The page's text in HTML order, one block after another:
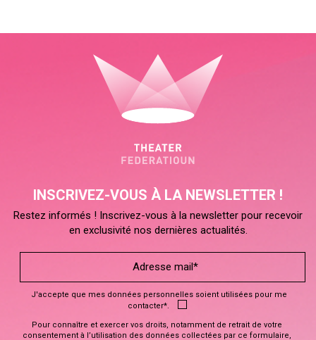
INSCRIVEZ-VOUS À LA NEWSLETTER !
Restez informés ! Inscrivez-vous à la newsletter pour recevoir
en exclusivité nos dernières actualités.
J'accepte que mes données personnelles soient utilisées pour me
contacter*.
Pour connaître et exercer vos droits, notamment de retrait de votre
consentement à l’utilisation des données collectées par ce formulaire,